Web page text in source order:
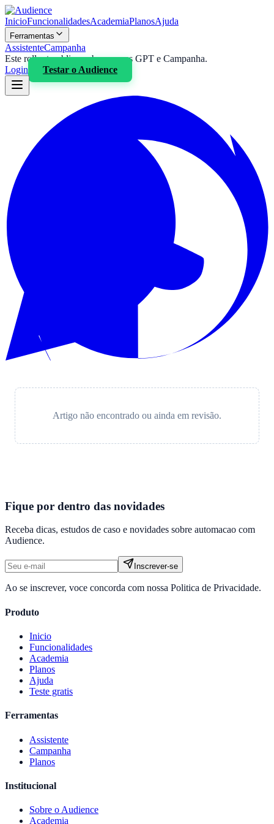
InicioFuncionalidadesAcademiaPlanosAjuda
Ferramentas
AssistenteCampanha
Este rollout publico cobre apenas GPT e Campanha.
Login
Testar o Audience
Artigo não encontrado ou ainda em revisão.
Fique por dentro das novidades
Receba dicas, estudos de caso e novidades sobre automacao com
Audience.
Inscrever-se
Ao se inscrever, voce concorda com nossa Politica de Privacidade.
Produto
Inicio
Funcionalidades
Academia
Planos
Ajuda
Teste gratis
Ferramentas
Assistente
Campanha
Planos
Institucional
Sobre o Audience
Academia